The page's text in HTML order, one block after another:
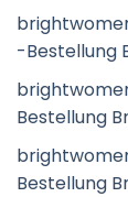
-Bestellung
Bestellung
Bestellung